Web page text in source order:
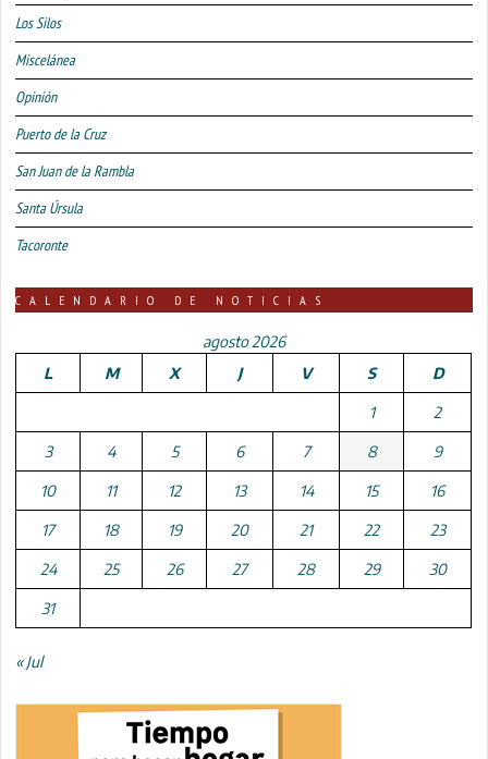
Los Silos
Miscelánea
Opinión
Puerto de la Cruz
San Juan de la Rambla
Santa Úrsula
Tacoronte
CALENDARIO DE NOTICIAS
agosto 2026
L
M X J V S D
1 2
3 4 5 6 7 8 9
10 11 12 13 14 15 16
17 18 19 20 21 22 23
24 25 26 27 28 29 30
31
« Jul